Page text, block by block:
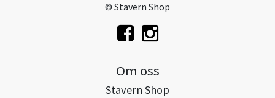
© Stavern Shop
Om oss
Stavern Shop